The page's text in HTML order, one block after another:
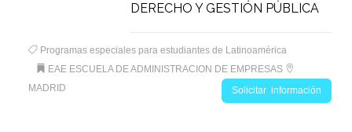
DERECHO Y GESTIÓN PÚBLICA
Programas especiales para estudiantes de Latinoamérica
EAE ESCUELA DE ADMINISTRACION DE EMPRESAS
MADRID
Solicitar información